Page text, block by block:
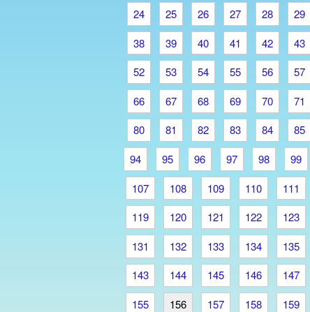
24
25 26 27 28 29
38
39 40 41 42 43
52
53 54 55 56 57
66
67 68 69 70 71
80
81 82 83 84 85
94
95 96 97 98 99
107
108 109 110 111
119
120 121 122 123
131
132 133 134 135
143
144 145 146 147
155
156 157 158 159